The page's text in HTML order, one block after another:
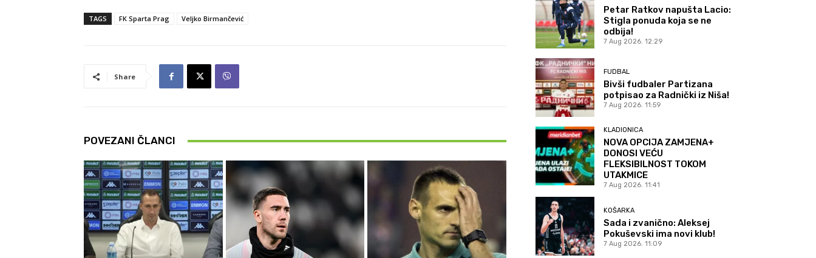
TAGS FK Sparta Prag Veljko Birmančević
Share
POVEZANI ČLANCI
Petar Ratkov napušta Lacio:
Stigla ponuda koja se ne
odbija!
7 Aug 2026. 12:29
FUDBAL
Bivši fudbaler Partizana
potpisao za Radnički iz Niša!
7 Aug 2026. 11:59
KLADIONICA
NOVA OPCIJA ZAMJENA+
DONOSI VEĆU
FLEKSIBILNOST TOKOM
UTAKMICE
7 Aug 2026. 11:41
KOŠARKA
Sada i zvanično: Aleksej
Pokuševski ima novi klub!
7 Aug 2026. 11:09